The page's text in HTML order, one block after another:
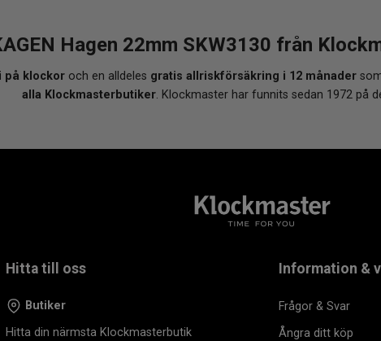
Hagen 22mm SKW3130 från
på klockor och en alldeles gratis allriskförsäkring i 12 månader
alla Klockmasterbutiker. Klockmaster har funnits sedan 1972 på
Hitta till oss
Butiker
Hitta din närmsta Klockmasterbutik
Information &
Frågor & Svar
Ångra ditt köp